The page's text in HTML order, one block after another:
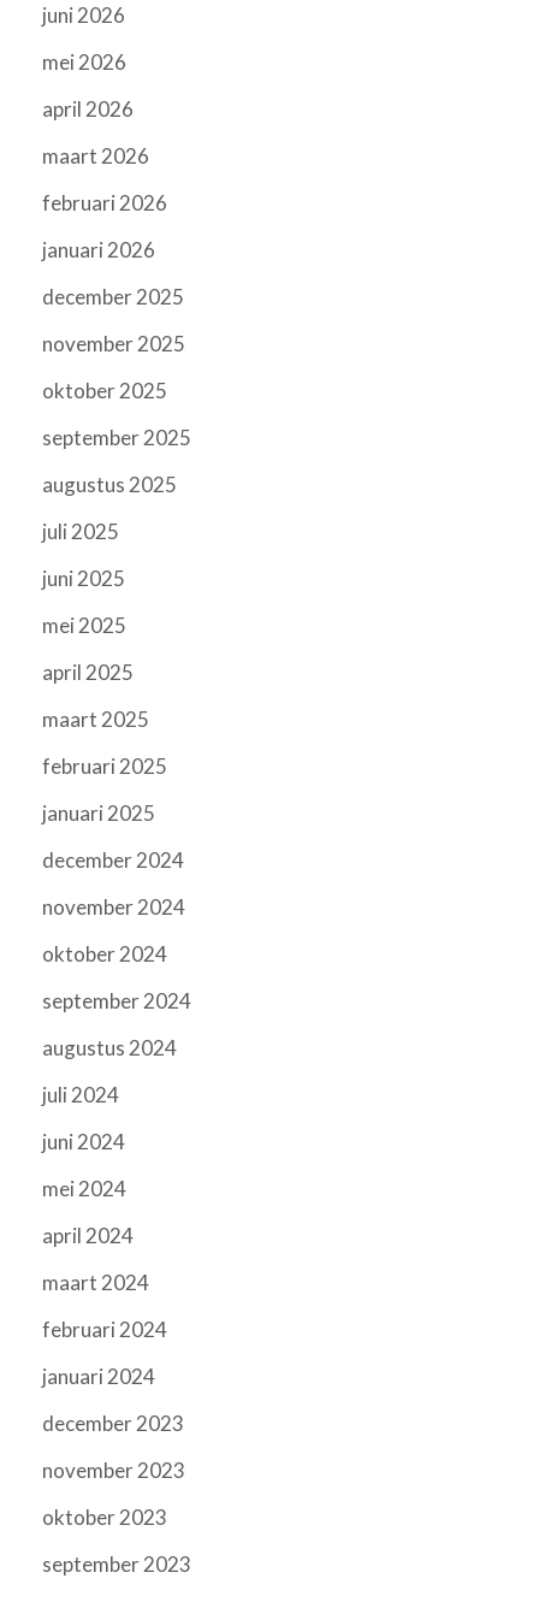
juni 2026
mei 2026
april 2026
maart 2026
februari 2026
januari 2026
december 2025
november 2025
oktober 2025
september 2025
augustus 2025
juli 2025
juni 2025
mei 2025
april 2025
maart 2025
februari 2025
januari 2025
december 2024
november 2024
oktober 2024
september 2024
augustus 2024
juli 2024
juni 2024
mei 2024
april 2024
maart 2024
februari 2024
januari 2024
december 2023
november 2023
oktober 2023
september 2023